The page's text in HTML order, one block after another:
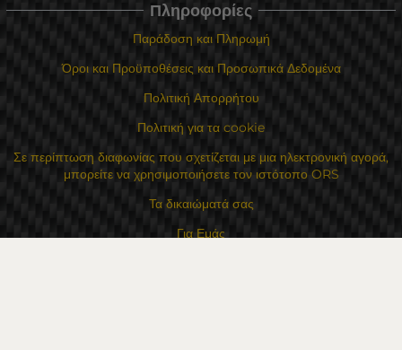
Πληροφορίες
Παράδοση και Πληρωμή
Όροι και Προϋποθέσεις και Προσωπικά Δεδομένα
Πολιτική Απορρήτου
Πολιτική για τα cookie
Σε περίπτωση διαφωνίας που σχετίζεται με μια ηλεκτρονική αγορά,
μπορείτε να χρησιμοποιήσετε τον ιστότοπο ORS
Τα δικαιώματά σας
Για Εμάς